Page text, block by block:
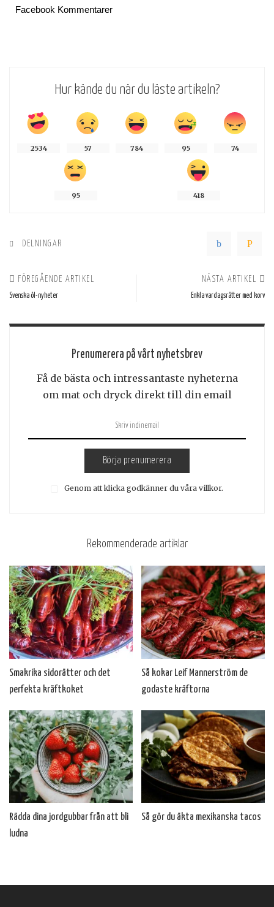
Facebook Kommentarer
Hur kände du när du läste artikeln?
2534 57 784 95 74
95 418
DELNINGAR
FÖREGÅENDE ARTIKEL
Svenska öl-nyheter
NÄSTA ARTIKEL
Enkla vardagsrätter med korv
Prenumerera på vårt nyhetsbrev
Få de bästa och intressantaste nyheterna
om mat och dryck direkt till din email
Börja prenumerera
Genom att klicka godkänner du våra villkor.
Rekommenderade artiklar
Smakrika sidorätter och det
perfekta kräftkoket
Så kokar Leif Mannerström de
godaste kräftorna
Rädda dina jordgubbar från att bli
ludna
Så gör du äkta mexikanska tacos